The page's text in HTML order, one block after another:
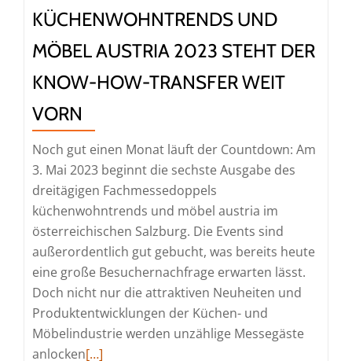
KÜCHENWOHNTRENDS UND
MÖBEL AUSTRIA 2023 STEHT DER
KNOW-HOW-TRANSFER WEIT
VORN
Noch gut einen Monat läuft der Countdown: Am
3. Mai 2023 beginnt die sechste Ausgabe des
dreitägigen Fachmessedoppels
küchenwohntrends und möbel austria im
österreichischen Salzburg. Die Events sind
außerordentlich gut gebucht, was bereits heute
eine große Besuchernachfrage erwarten lässt.
Doch nicht nur die attraktiven Neuheiten und
Produktentwicklungen der Küchen- und
Möbelindustrie werden unzählige Messegäste
anlockenRead
[…]